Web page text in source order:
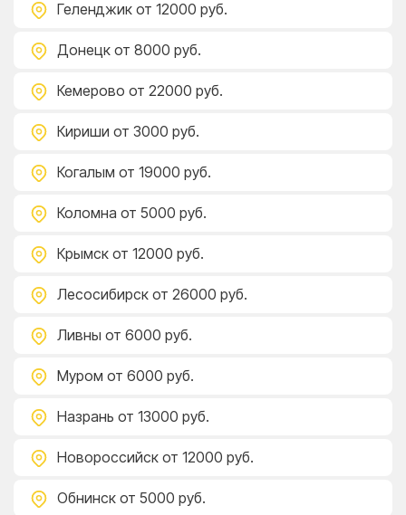
Геленджик от 12000 руб.
Донецк от 8000 руб.
Кемерово от 22000 руб.
Кириши от 3000 руб.
Когалым от 19000 руб.
Коломна от 5000 руб.
Крымск от 12000 руб.
Лесосибирск от 26000 руб.
Ливны от 6000 руб.
Муром от 6000 руб.
Назрань от 13000 руб.
Новороссийск от 12000 руб.
Обнинск от 5000 руб.